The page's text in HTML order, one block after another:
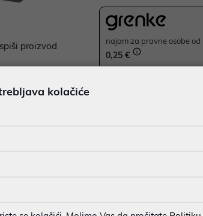
proizvod najam za pravne osobe od
0,25 €
d.o.o. ne odgovara za eventualne pogreške
kolačiće